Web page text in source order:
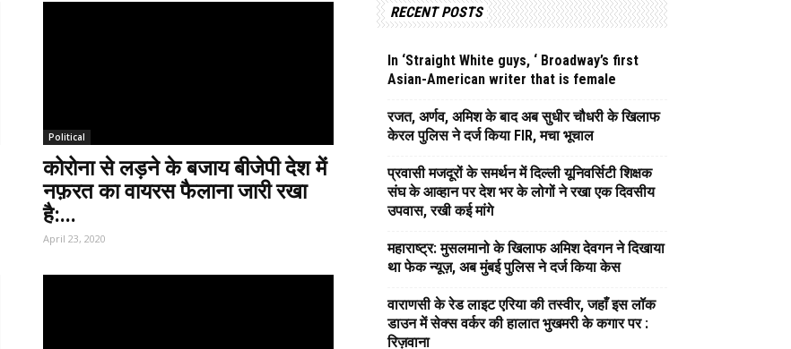
Political
कोरोना से लड़ने के बजाय बीजेपी देश में
नफ़रत का वायरस फैलाना जारी रखा
है:...
April 23, 2020
RECENT POSTS
In ‘Straight White guys, ‘ Broadway’s first
Asian-American writer that is female
रजत, अर्णव, अमिश के बाद अब सुधीर चौधरी के खिलाफ
केरल पुलिस ने दर्ज किया FIR, मचा भूचाल
प्रवासी मजदूरों के समर्थन में दिल्ली यूनिवर्सिटी शिक्षक
संघ के आव्हान पर देश भर के लोगों ने रखा एक दिवसीय
उपवास, रखी कई मांगे
महाराष्ट्र: मुसलमानो के खिलाफ अमिश देवगन ने दिखाया
था फेक न्यूज़, अब मुंबई पुलिस ने दर्ज किया केस
वाराणसी के रेड लाइट एरिया की तस्वीर, जहाँ इस लॉक
डाउन में सेक्स वर्कर की हालात भुखमरी के कगार पर :
रिज़वाना